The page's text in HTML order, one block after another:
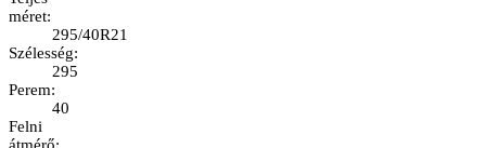
méret:
295/40R21
Szélesség:
295
Perem:
40
Felni